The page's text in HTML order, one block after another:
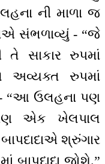
ની માળા જ
સંભળાવ્યું - “જે
તે સાકાર રુપમાં
અવ્યક્ત રુપમાં
- “આ ઉલહના પણ
એક ખેલપાલ
શ્રુંગાર
બાપદાદા જોશે.”